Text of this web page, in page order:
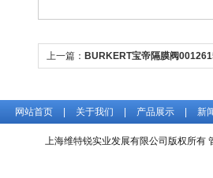
上一篇： BURKERT宝帝隔膜阀
网站首页 关于我们 产品展示 新
上海维特锐实业发展有限公司版权所有